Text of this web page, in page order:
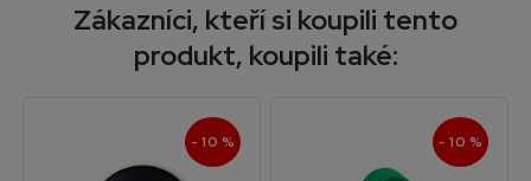
Zákazníci, kteří si koupili tento
produkt, koupili také:
- 10 % - 10 %